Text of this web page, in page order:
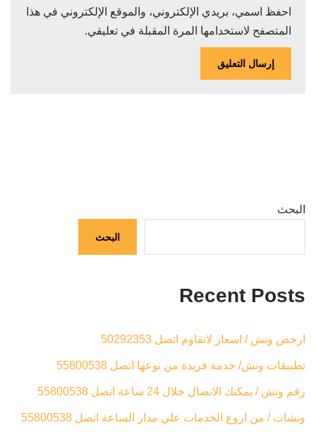
احفظ اسمي، بريدي الإلكتروني، والموقع الإلكتروني في هذا
المتصفح لاستخدامها المرة المقبلة في تعليقي.
البحث
البحث
Recent Posts
ارخص ونش / اسعار لاتقاوم اتصل 50292353
تطبيقات ونش/ خدمة فريدة من نوعها اتصل 55800538
رقم ونش / يمكنك الاتصال خلال 24 ساعة اتصل 55800538
ونشات / من اروع الخدمات علي مدار الساعة اتصل 55800538